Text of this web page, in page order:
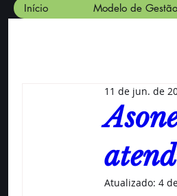
Início Modelo de Gestão
11 de jun. de
Atualizado: 4